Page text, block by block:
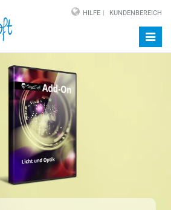
HILFE KUNDENBEREICH
auf-/